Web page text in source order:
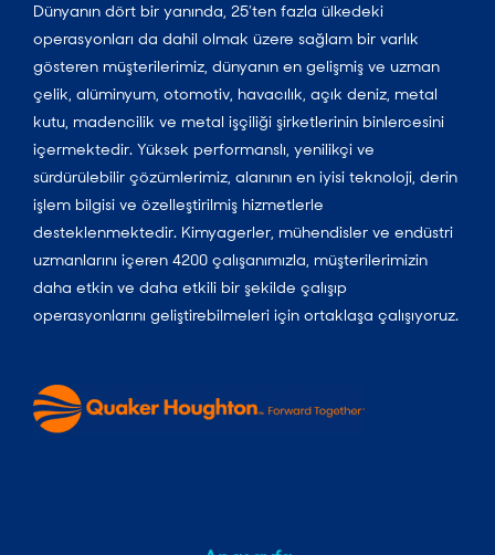
Dünyanın dört bir yanında, 25’ten fazla ülkedeki
operasyonları da dahil olmak üzere sağlam bir varlık
gösteren müşterilerimiz, dünyanın en gelişmiş ve uzman
çelik, alüminyum, otomotiv, havacılık, açık deniz, metal
kutu, madencilik ve metal işçiliği şirketlerinin binlercesini
içermektedir. Yüksek performanslı, yenilikçi ve
sürdürülebilir çözümlerimiz, alanının en iyisi teknoloji, derin
işlem bilgisi ve özelleştirilmiş hizmetlerle
desteklenmektedir. Kimyagerler, mühendisler ve endüstri
uzmanlarını içeren 4200 çalışanımızla, müşterilerimizin
daha etkin ve daha etkili bir şekilde çalışıp
operasyonlarını geliştirebilmeleri için ortaklaşa çalışıyoruz.